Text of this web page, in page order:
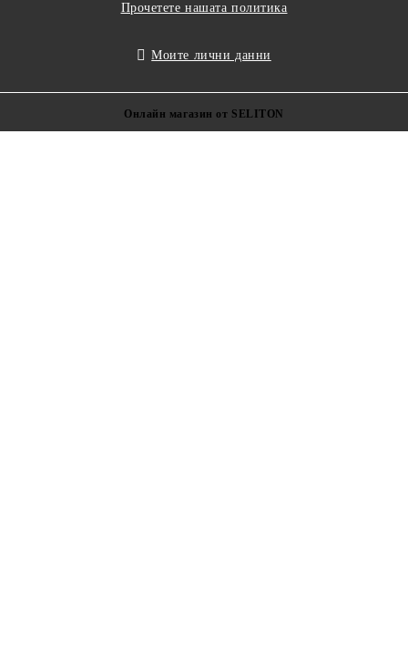
Прочетете нашата политика
Моите лични данни
Онлайн магазин от SELITON